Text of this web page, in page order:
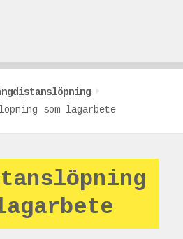
som lagarbete